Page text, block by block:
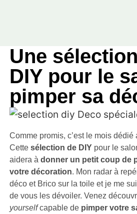
Une
DIY pour le
pimper sa
Comme promis, c’est le mois dédié
Cettesélection de DIY pour le
aidera àdonner un petit coup de
votre décoration. Mon radar à
déco et Brico sur la toile et je me
de vous les dévoiler. Venez
yourselfcapable de pimper votre